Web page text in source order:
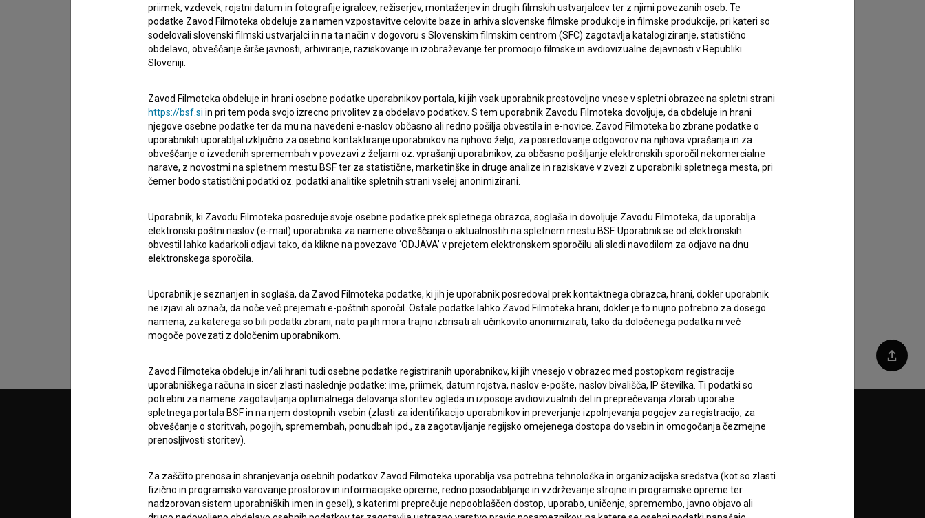
Sprejemamsplošne pogojein dajem
Deli
© 2018-2026, Filmoteka,
zavod za širjenje filmske kulture
info@filmoteka.si
PARTNERJI PRIJAVITE SE NA BSF NOVIČNIK:
Sprejemam splošne pogoje soglasjeza
zbiranje, hrambo in obdelavo osebnih podatkov.
Sledite nam na:
priimek, vzdevek, rojstni datum in fotografije igralcev, režiserjev, montažerjev in drugih filmskih ustvarjalcev ter z njimi povezanih oseb. Te
podatke Zavod Filmoteka obdeluje za namen vzpostavitve celovite baze in arhiva slovenske filmske produkcije in filmske produkcije, pri kateri so
sodelovali slovenski filmski ustvarjalci in na ta način v dogovoru s Slovenskim filmskim centrom (SFC) zagotavlja katalogiziranje, statistično
obdelavo, obveščanje širše javnosti, arhiviranje, raziskovanje in izobraževanje ter promocijo filmske in avdiovizualne dejavnosti v Republiki
Sloveniji.
Zavod Filmoteka obdeluje in hrani osebne podatke uporabnikov portala, ki jih vsak uporabnik prostovoljno vnese v spletni obrazec na spletni strani
https://bsf.si in pri tem poda svojo izrecno privolitev za obdelavo podatkov. S tem uporabnik Zavodu Filmoteka dovoljuje, da obdeluje in hrani
njegove osebne podatke ter da mu na navedeni e-naslov občasno ali redno pošilja obvestila in e-novice. Zavod Filmoteka bo zbrane podatke o
uporabnikih uporabljal izključno za osebno kontaktiranje uporabnikov na njihovo željo, za posredovanje odgovorov na njihova vprašanja in za
obveščanje o izvedenih spremembah v povezavi z željami oz. vprašanji uporabnikov, za občasno pošiljanje elektronskih sporočil nekomercialne
narave, z novostmi na spletnem mestu BSF ter za statistične, marketinške in druge analize in raziskave v zvezi z uporabniki spletnega mesta, pri
čemer bodo statistični podatki oz. podatki analitike spletnih strani vselej anonimizirani.
Uporabnik, ki Zavodu Filmoteka posreduje svoje osebne podatke prek spletnega obrazca, soglaša in dovoljuje Zavodu Filmoteka, da uporablja
elektronski poštni naslov (e-mail) uporabnika za namene obveščanja o aktualnostih na spletnem mestu BSF. Uporabnik se od elektronskih
obvestil lahko kadarkoli odjavi tako, da klikne na povezavo ‘ODJAVA’ v prejetem elektronskem sporočilu ali sledi navodilom za odjavo na dnu
elektronskega sporočila.
Uporabnik je seznanjen in soglaša, da Zavod Filmoteka podatke, ki jih je uporabnik posredoval prek kontaktnega obrazca, hrani, dokler uporabnik
ne izjavi ali označi, da noče več prejemati e-poštnih sporočil. Ostale podatke lahko Zavod Filmoteka hrani, dokler je to nujno potrebno za dosego
namena, za katerega so bili podatki zbrani, nato pa jih mora trajno izbrisati ali učinkovito anonimizirati, tako da določenega podatka ni več
mogoče povezati z določenim uporabnikom.
Zavod Filmoteka obdeluje in/ali hrani tudi osebne podatke registriranih uporabnikov, ki jih vnesejo v obrazec med postopkom registracije
uporabniškega računa in sicer zlasti naslednje podatke: ime, priimek, datum rojstva, naslov e-pošte, naslov bivališča, IP številka. Ti podatki so
potrebni za namene zagotavljanja optimalnega delovanja storitev ogleda in izposoje avdiovizualnih del in preprečevanja zlorab uporabe
spletnega portala BSF in na njem dostopnih vsebin (zlasti za identifikacijo uporabnikov in preverjanje izpolnjevanja pogojev za registracijo, za
obveščanje o storitvah, pogojih, spremembah, ponudbah ipd., za zagotavljanje regijsko omejenega dostopa do vsebin in omogočanja čezmejne
prenosljivosti storitev).
Za zaščito prenosa in shranjevanja osebnih podatkov Zavod Filmoteka uporablja vsa potrebna tehnološka in organizacijska sredstva (kot so zlasti
fizično in programsko varovanje prostorov in informacijske opreme, redno posodabljanje in vzdrževanje strojne in programske opreme ter
nadzorovan sistem uporabniških imen in gesel), s katerimi preprečuje nepooblaščen dostop, uporabo, uničenje, spremembo, javno objavo ali